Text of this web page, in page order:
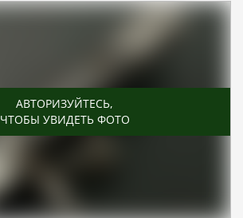
АВТОРИЗУЙТЕСЬ,
ЧТОБЫ УВИДЕТЬ ФОТО